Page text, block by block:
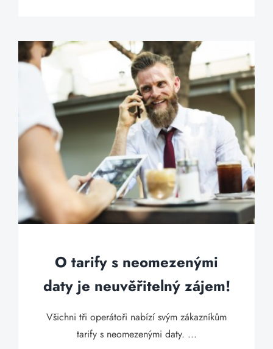
O tarify s neomezenými
daty je neuvěřitelný zájem!
Všichni tři operátoři nabízí svým zákazníkům
tarify s neomezenými daty. ...